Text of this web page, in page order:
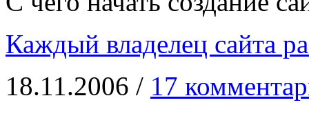
Каждый владелец сайта
18.11.2006 / 17